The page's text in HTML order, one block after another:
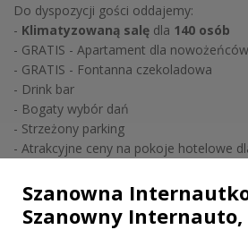
Do dyspozycji gości oddajemy:
- Klimatyzowaną salę dla 140 osób
- GRATIS - Apartament dla nowożeńców
- GRATIS - Fontanna czekoladowa
- Drink bar
- Bogaty wybór dań
- Strzeżony parking
- Atrakcyjne ceny na pokoje hotelowe
Zapraszamy
Szanowna
Szanowny Internauto,